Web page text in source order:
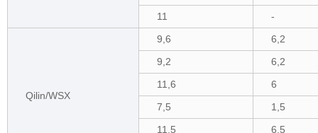
11
-
Qilin/WSX
9,6
6,2
9,2
6,2
11,6
6
7,5
1,5
11,5
6,5